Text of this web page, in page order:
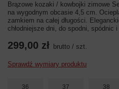
Brązowe kozaki / kowbojki zimowe
na wygodnym obcasie 4,5 cm.
zamkiem na całej długości.
chłodniejsze dni, do spodni, spódnic
299,00 zł brutto / szt.
Sprawdź wymiary produktu
36 37 38